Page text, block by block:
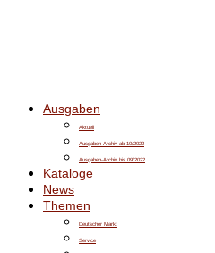
Ausgaben
Aktuell
Ausgaben-Archiv ab 10/2022
Ausgaben-Archiv bis 09/2022
Kataloge
News
Themen
Deutscher Markt
Service